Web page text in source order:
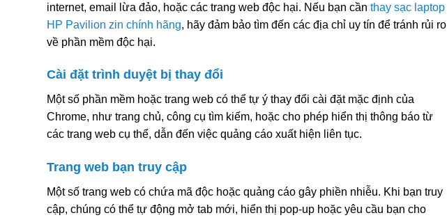
internet, email lừa đảo, hoặc các trang web độc hại. Nếu bạn cần thay sạc laptop
HP Pavilion zin chính hãng, hãy đảm bảo tìm đến các địa chỉ uy tín để tránh rủi ro
về phần mềm độc hại.
Cài đặt trình duyệt bị thay đổi
Một số phần mềm hoặc trang web có thể tự ý thay đổi cài đặt mặc định của
Chrome, như trang chủ, công cụ tìm kiếm, hoặc cho phép hiển thị thông báo từ
các trang web cụ thể, dẫn đến việc quảng cáo xuất hiện liên tục.
Trang web bạn truy cập
Một số trang web có chứa mã độc hoặc quảng cáo gây phiền nhiễu. Khi bạn truy
cập, chúng có thể tự động mở tab mới, hiển thị pop-up hoặc yêu cầu bạn cho